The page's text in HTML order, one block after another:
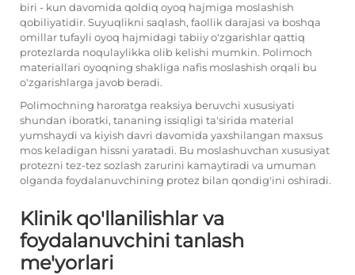
biri - kun davomida qoldiq oyoq hajmiga moslashish
qobiliyatidir. Suyuqlikni saqlash, faollik darajasi va boshqa
omillar tufayli oyoq hajmidagi tabiiy o'zgarishlar qattiq
protezlarda noqulaylikka olib kelishi mumkin. Polimoch
materiallari oyoqning shakliga nafis moslashish orqali bu
o'zgarishlarga javob beradi.
Polimochning haroratga reaksiya beruvchi xususiyati
shundan iboratki, tananing issiqligi ta'sirida material
yumshaydi va kiyish davri davomida yaxshilangan maxsus
mos keladigan hissni yaratadi. Bu moslashuvchan xususiyat
protezni tez-tez sozlash zarurini kamaytiradi va umuman
olganda foydalanuvchining protez bilan qondig'ini oshiradi.
Klinik qo'llanilishlar va
foydalanuvchini tanlash
me'yorlari